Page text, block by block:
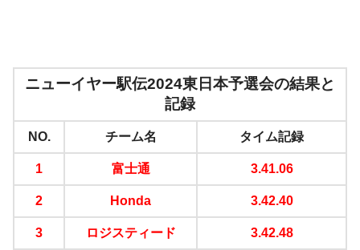
ニューイヤー駅伝2024東日本予選会の結果と
記録
NO. チーム名 タイム記録
1 富士通 3.41.06
2 Honda 3.42.40
3 ロジスティード 3.42.48